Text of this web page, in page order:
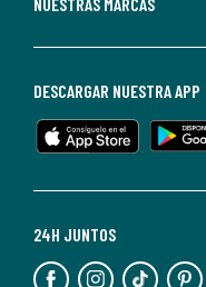
24H JUNTOS
DESCARGAR NUESTRA APP